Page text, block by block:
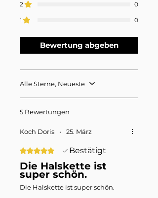
2 0
1 0
Bewertung abgeben
Alle Sterne, Neueste
5 Bewertungen
Koch Doris • 25. März
Mit 5 von 5 Sternen bewertet.
Bestätigt
Die Halskette ist
super schön.
Die Halskette ist super schön.